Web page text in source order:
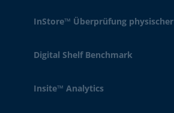
InStore™ Überprüfung physischer
Digital Shelf Benchmark
Insite™ Analytics